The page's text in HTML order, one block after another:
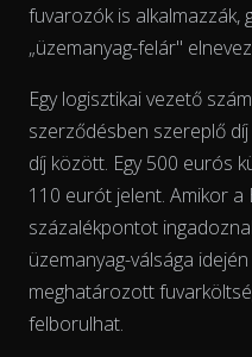
View as data table,
fuvarozók is alkalmazzák,
„üzemanyag-felár"
Egy logisztikai vezető
szerződésben szereplő
díj között. Egy 500 eurós
110 eurót jelent. Amikor a
százalékpontot
üzemanyag-válsága
meghatározott
felborulhat.